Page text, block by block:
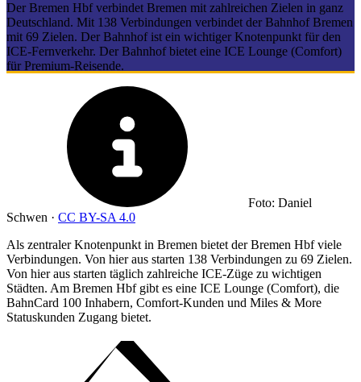
Der Bremen Hbf verbindet Bremen mit zahlreichen Zielen in ganz
Deutschland. Mit 138 Verbindungen verbindet der Bahnhof Bremen
mit 69 Zielen. Der Bahnhof ist ein wichtiger Knotenpunkt für den
ICE-Fernverkehr. Der Bahnhof bietet eine ICE Lounge (Comfort)
für Premium-Reisende.
Foto: Daniel
Schwen · CC BY-SA 4.0
Als zentraler Knotenpunkt in Bremen bietet der Bremen Hbf viele
Verbindungen. Von hier aus starten 138 Verbindungen zu 69 Zielen.
Von hier aus starten täglich zahlreiche ICE-Züge zu wichtigen
Städten. Am Bremen Hbf gibt es eine ICE Lounge (Comfort), die
BahnCard 100 Inhabern, Comfort-Kunden und Miles & More
Statuskunden Zugang bietet.